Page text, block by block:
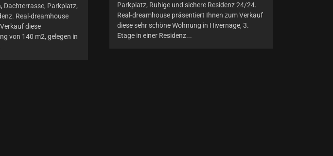
Dachterrasse, Parkplatz,
Real-dreamhouse
diese
von 140 m2, gelegen in
Parkplatz, Ruhige und sichere Residenz 24/24.
Real-dreamhouse präsentiert Ihnen zum Verkauf
diese sehr schöne Wohnung in Hivernage, 3.
Etage in einer Residenz...